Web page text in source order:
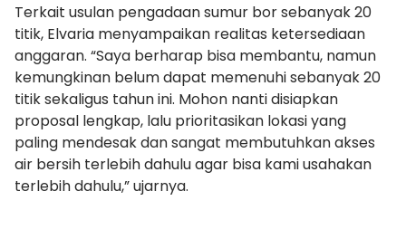
Terkait usulan pengadaan sumur bor sebanyak 20
titik, Elvaria menyampaikan realitas ketersediaan
anggaran. “Saya berharap bisa membantu, namun
kemungkinan belum dapat memenuhi sebanyak 20
titik sekaligus tahun ini. Mohon nanti disiapkan
proposal lengkap, lalu prioritasikan lokasi yang
paling mendesak dan sangat membutuhkan akses
air bersih terlebih dahulu agar bisa kami usahakan
terlebih dahulu,” ujarnya.